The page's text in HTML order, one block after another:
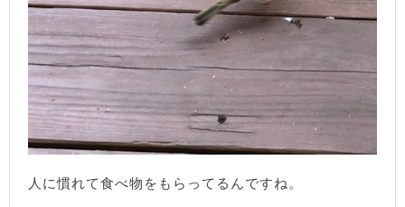
人に慣れて食べ物をもらってるんですね。